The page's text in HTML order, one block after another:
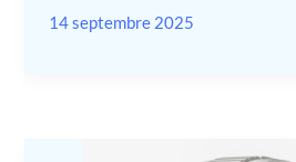
14 septembre 2025